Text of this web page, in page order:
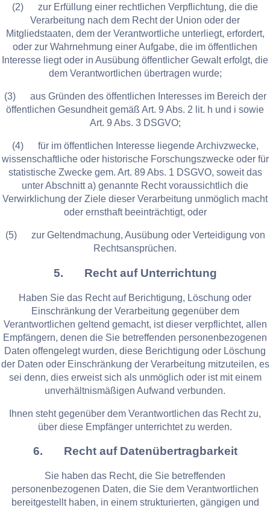
(2) zur Erfüllung einer rechtlichen Verpflichtung, die die
Verarbeitung nach dem Recht der Union oder der
Mitgliedstaaten, dem der Verantwortliche unterliegt, erfordert,
oder zur Wahrnehmung einer Aufgabe, die im öffentlichen
Interesse liegt oder in Ausübung öffentlicher Gewalt erfolgt, die
dem Verantwortlichen übertragen wurde;
(3) aus Gründen des öffentlichen Interesses im Bereich der
öffentlichen Gesundheit gemäß Art. 9 Abs. 2 lit. h und i sowie
Art. 9 Abs. 3 DSGVO;
(4) für im öffentlichen Interesse liegende Archivzwecke,
wissenschaftliche oder historische Forschungszwecke oder für
statistische Zwecke gem. Art. 89 Abs. 1 DSGVO, soweit das
unter Abschnitt a) genannte Recht voraussichtlich die
Verwirklichung der Ziele dieser Verarbeitung unmöglich macht
oder ernsthaft beeinträchtigt, oder
(5) zur Geltendmachung, Ausübung oder Verteidigung von
Rechtsansprüchen.
5. Recht auf Unterrichtung
Haben Sie das Recht auf Berichtigung, Löschung oder
Einschränkung der Verarbeitung gegenüber dem
Verantwortlichen geltend gemacht, ist dieser verpflichtet, allen
Empfängern, denen die Sie betreffenden personenbezogenen
Daten offengelegt wurden, diese Berichtigung oder Löschung
der Daten oder Einschränkung der Verarbeitung mitzuteilen, es
sei denn, dies erweist sich als unmöglich oder ist mit einem
unverhältnismäßigen Aufwand verbunden.
Ihnen steht gegenüber dem Verantwortlichen das Recht zu,
über diese Empfänger unterrichtet zu werden.
6. Recht auf Datenübertragbarkeit
Sie haben das Recht, die Sie betreffenden
personenbezogenen Daten, die Sie dem Verantwortlichen
bereitgestellt haben, in einem strukturierten, gängigen und